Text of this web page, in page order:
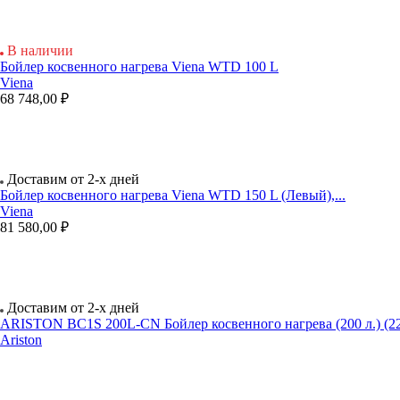
В наличии
Бойлер косвенного нагрева Viena WTD 100 L
Viena
68 748,00 ₽
Доставим от 2-х дней
Бойлер косвенного нагрева Viena WTD 150 L (Левый),...
Viena
81 580,00 ₽
Доставим от 2-х дней
ARISTON BC1S 200L-CN Бойлер косвенного нагрева (200 л.)
Ariston